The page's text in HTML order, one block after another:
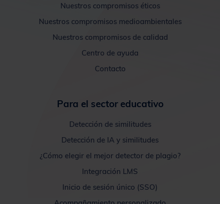
Nuestros compromisos éticos
Nuestros compromisos medioambientales
Nuestros compromisos de calidad
Centro de ayuda
Contacto
Para el sector educativo
Detección de similitudes
Detección de IA y similitudes
¿Cómo elegir el mejor detector de plagio?
Integración LMS
Inicio de sesión único (SSO)